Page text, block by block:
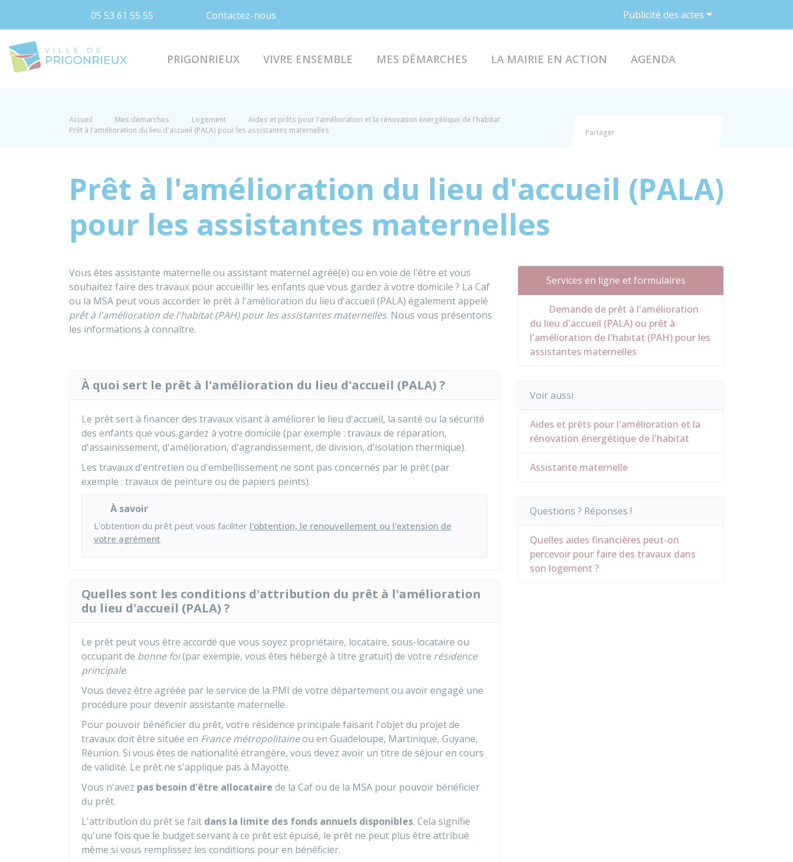
05 53 61 55 55 Contactez-nous Publicité des actes
PRIGONRIEUX VIVRE ENSEMBLE MES DÉMARCHES LA MAIRIE EN ACTION AGENDA
Accueil Mes démarches Logement
Aides et prêts pour l'amélioration et la rénovation énergétique de l'habitat
Prêt à l'amélioration du lieu d'accueil (PALA) pour les assistantes maternelles
Partager
Prêt à l'amélioration du lieu d'accueil (PALA)
pour les assistantes maternelles
Vous êtes assistante maternelle ou assistant maternel agréé(e) ou en voie de l'être et vous
souhaitez faire des travaux pour accueillir les enfants que vous gardez à votre domicile ? La Caf
ou la MSA peut vous accorder le prêt à l'amélioration du lieu d'accueil (PALA) également appelé
prêt à l'amélioration de l'habitat (PAH) pour les assistantes maternelles. Nous vous présentons
les informations à connaître.
À quoi sert le prêt à l'amélioration du lieu d'accueil (PALA) ?
Le prêtsert à financer des travaux visant à améliorer le lieu d'accueil, la santé ou la sécurité
des enfants que vous gardez à votre domicile (par exemple : travaux de réparation,
d'assainissement, d'amélioration, d'agrandissement, de division, d'isolation thermique).
Les travaux d'entretien ou d'embellissement ne sont pas concernés par le prêt (par
exemple : travaux de peinture ou de papiers peints).
À savoir
L'obtention du prêt peut vous faciliter l'obtention, le renouvellement ou l'extension de
votre agrément.
Quelles sont les conditions d'attribution du prêt à l'amélioration
du lieu d'accueil (PALA) ?
Le prêt peut vous être accordé que vous soyez propriétaire, locataire, sous-locataire ou
occupant de bonne foi(par exemple, vous êtes hébergé à titre gratuit) de votre résidence
principale.
Vous devez être agréée par le service de la PMI de votre département ou avoir engagé une
procédure pour devenir assistante maternelle.
Pour pouvoir bénéficier du prêt, votre résidence principale faisant l'objet du projet de
travaux doit être située en France métropolitaineou en Guadeloupe, Martinique, Guyane,
Réunion. Si vous êtes de nationalité étrangère, vous devez avoir un titre de séjour en cours
de validité. Le prêt ne s'applique pas à Mayotte.
Vous n'avez pas besoin d'être allocataire de la Caf ou de la MSA pour pouvoir bénéficier
du prêt.
L'attribution du prêt se fait dans la limite des fonds annuels disponibles. Cela signifie
qu'une fois que le budget servant à ce prêt est épuisé, le prêt ne peut plus être attribué
même si vous remplissez les conditions pour en bénéficier.
Services en ligne et formulaires
Demande de prêt à l'amélioration
du lieu d'accueil (PALA) ou prêt à
l'amélioration de l'habitat (PAH) pour les
assistantes maternelles
Voir aussi
Aides et prêts pour l'amélioration et la
rénovation énergétique de l'habitat
Assistante maternelle
Questions ? Réponses !
Quelles aides financières peut-on
percevoir pour faire des travaux dans
son logement ?